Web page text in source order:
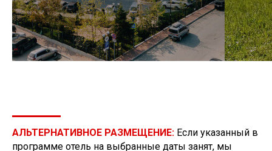
АЛЬТЕРНАТИВНОЕ РАЗМЕЩЕНИЕ: Если указанный в
программе отель на выбранные даты занят, мы